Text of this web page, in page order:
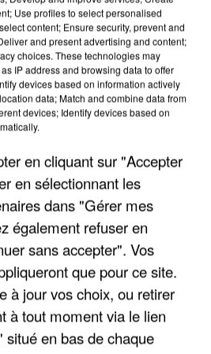
CHANTE
Voir plus
À DISPOSITION DES
TOUS LE TRAC"
PAS DES PARENTS
Use profiles to select personalised
content; Ensure security, prevent and
and present advertising and content;
choices. These technologies may
IP address and browsing data to offer
devices based on information actively
data; Match and combine data from
devices; Identify devices based on
en cliquant sur "Accepter
en sélectionnant les
dans "Gérer mes
également refuser en
sans accepter". Vos
que pour ce site.
à jour vos choix, ou retirer
à tout moment via le lien
situé en bas de chaque